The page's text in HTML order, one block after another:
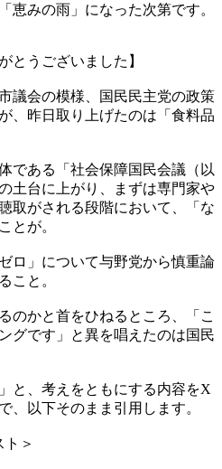
恵みの雨」になった次第です。
とうございました】
議会の模様、国民民主党の政策
、昨日取り上げたのは「食料品
である「社会保障国民会議（以
土台に上がり、まずは専門家や
取がされる段階において、「な
とが。
ロ」について与野党から慎重論
こと。
のかと首をひねるところ、「こ
グです」と異を唱えたのは国民
と、考えをともにする内容をX
、以下そのまま引用します。
ト＞